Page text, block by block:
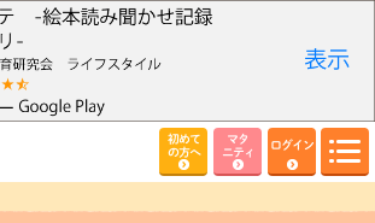
初めて
の方へ
マタ
ニティ
ログイン